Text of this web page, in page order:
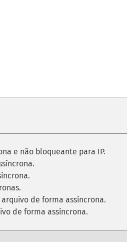
e não bloqueante para IP.
de forma assíncrona.
de forma assíncrona.